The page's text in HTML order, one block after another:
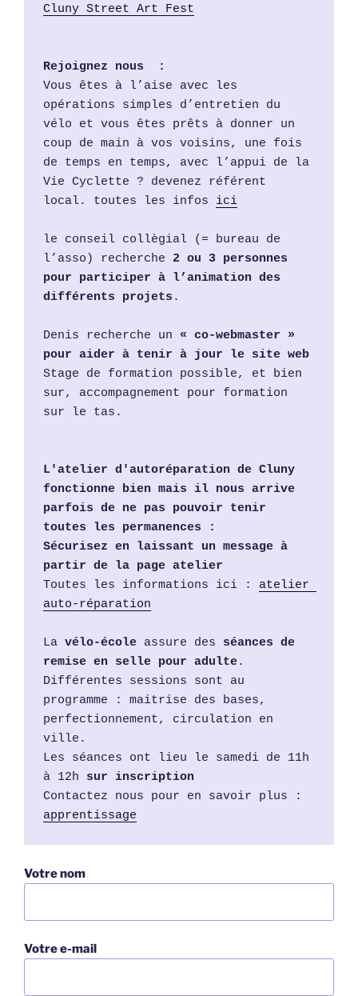
Cluny Street Art Fest
Rejoignez nous  :
Vous êtes à l’aise avec les
opérations simples d’entretien du
vélo et vous êtes prêts à donner un
coup de main à vos voisins, une fois
de temps en temps, avec l’appui de la
Vie Cyclette ? devenez référent
local. toutes les infos ici
le conseil collègial (= bureau de
l’asso) recherche 2 ou 3 personnes
pour participer à l’animation des
différents projets .
Denis recherche un « co-webmaster »
pour aider à tenir à jour le site web
Stage de formation possible, et bien
sur, accompagnement pour formation
sur le tas.
L'atelier d'autoréparation de Cluny
fonctionne bien mais il nous arrive
parfois de ne pas pouvoir tenir
toutes les permanences :
Sécurisez en laissant un message à
partir de la page atelier
Toutes les informations ici : atelier
auto-réparation
La vélo-école assure des séances de
remise en selle pour adulte.
Différentes sessions sont au
programme : maitrise des bases,
perfectionnement, circulation en
ville.
Les séances ont lieu le samedi de 11h
à 12h sur inscription
apprentissage
Votre nom
Votre e-mail